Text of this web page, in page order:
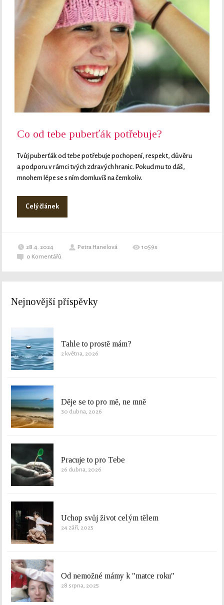
Co od tebe puberťák potřebuje?
Tvůj puberťák od tebe potřebuje pochopení, respekt, důvěru
a podporu v rámci tvých zdravých hranic. Pokud mu to dáš,
mnohem lépe se s ním domluvíš na čemkoliv.
Celý článek
28.4. 2024 Petra Hanelová
1059x
0 Komentářů
Nejnovější příspěvky
Tahle to prostě mám?
2 května, 2026
Děje se to pro mě, ne mně
30 dubna, 2026
Pracuje to pro Tebe
26 dubna, 2026
Uchop svůj život celým tělem
24 září, 2025
Od nemožné mámy k "matce roku"
28 srpna, 2025